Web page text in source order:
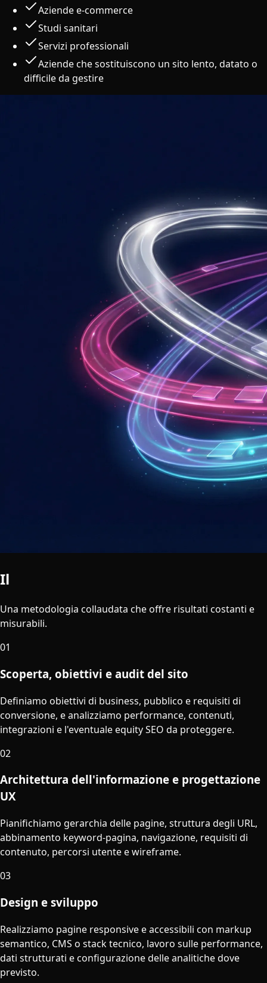
Aziende e-commerce
Studi sanitari
Servizi professionali
Aziende che sostituiscono un sito lento, datato o
difficile da gestire
Il
Una metodologia collaudata che offre risultati costanti e
misurabili.
01
Scoperta, obiettivi e audit del sito
Definiamo obiettivi di business, pubblico e requisiti di
conversione, e analizziamo performance, contenuti,
integrazioni e l'eventuale equity SEO da proteggere.
02
Architettura dell'informazione e progettazione
UX
Pianifichiamo gerarchia delle pagine, struttura degli URL,
abbinamento keyword-pagina, navigazione, requisiti di
contenuto, percorsi utente e wireframe.
03
Design e sviluppo
Realizziamo pagine responsive e accessibili con markup
semantico, CMS o stack tecnico, lavoro sulle performance,
dati strutturati e configurazione delle analitiche dove
previsto.